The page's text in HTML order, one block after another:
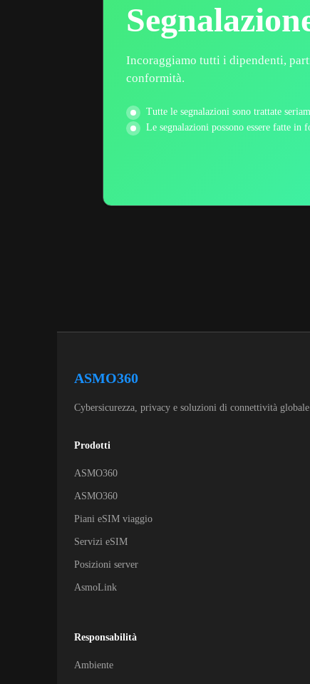
Incoraggiamo tutti i dipendenti,
conformità.
Tutte le segnalazioni sono trattate
Le segnalazioni possono essere fatte in
ASMO360
Cybersicurezza, privacy e soluzioni di connettività
Prodotti
ASMO360
ASMO360
Piani eSIM viaggio
Servizi eSIM
Posizioni server
AsmoLink
Responsabilità
Ambiente